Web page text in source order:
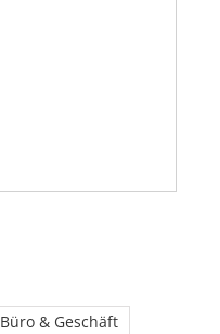
Büro & Geschäft